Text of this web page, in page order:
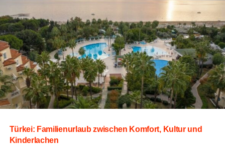
Tür­kei: Fami­li­en­ur­laub zwi­schen Kom­fort, Kul­tur und
Kinderlachen